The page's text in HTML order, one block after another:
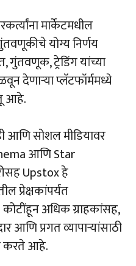
मार्केटमधील
योग्य निर्णय
ट्रेडिंग यांच्या
देणाऱ्या प्लॅटफॉर्ममध्ये
आहे.
आणि सोशल मीडियावर
आणि Star
Upstox हे
प्रेक्षकांपर्यंत
अधिक ग्राहकांसह,
प्रगत व्यापाऱ्यांसाठी
करते आहे.